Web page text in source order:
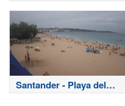
Santander - Playa del
Sardinero